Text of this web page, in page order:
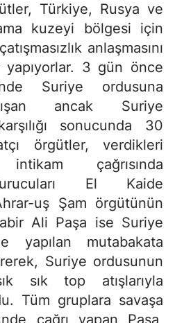
Türkiye, Rusya ve
kuzeyi bölgesi için
anlaşmasını
yapıyorlar. 3 gün önce
Suriye ordusuna
ancak Suriye
sonucunda 30
örgütler, verdikleri
çağrısında
El Kaide
uş Şam örgütünün
Ali Paşa ise Suriye
yapılan mutabakata
Suriye ordusunun
sık top atışlarıyla
Tüm gruplara savaşa
çağrı yapan Paşa,